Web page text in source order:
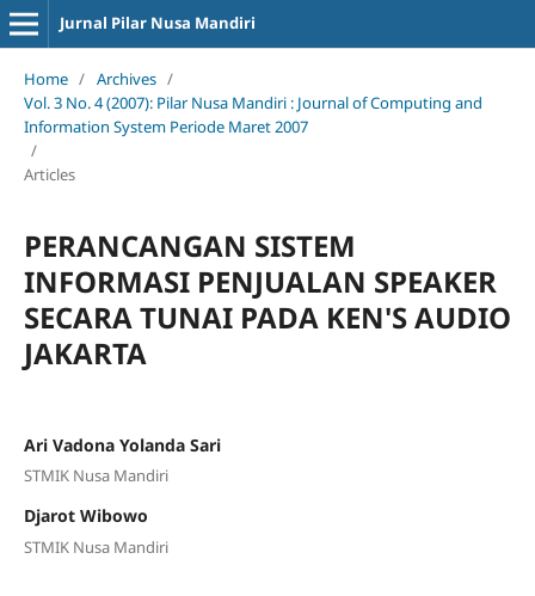
Jurnal Pilar Nusa Mandiri
Home / Archives /
Vol. 3 No. 4 (2007): Pilar Nusa Mandiri : Journal of Computing and
Information System Periode Maret 2007
/
Articles
PERANCANGAN SISTEM
INFORMASI PENJUALAN SPEAKER
SECARA TUNAI PADA KEN'S AUDIO
JAKARTA
Ari Vadona Yolanda Sari
STMIK Nusa Mandiri
Djarot Wibowo
STMIK Nusa Mandiri